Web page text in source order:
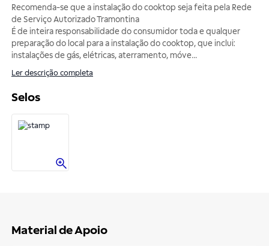
Recomenda-se que a instalação do cooktop seja feita pela Rede
de Serviço Autorizado Tramontina
É de inteira responsabilidade do consumidor toda e qualquer
preparação do local para a instalação do cooktop, que inclui:
instalações de gás, elétricas, aterramento, móve...
Ler descrição completa
Selos
Material de Apoio